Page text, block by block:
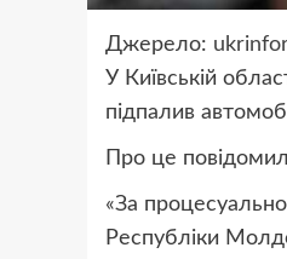
Джерело:
У Київській
підпалив
Про це
«За
Республіки